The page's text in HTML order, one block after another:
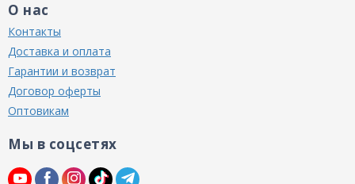
О нас
Контакты
Доставка и оплата
Гарантии и возврат
Договор оферты
Оптовикам
Мы в соцсетях